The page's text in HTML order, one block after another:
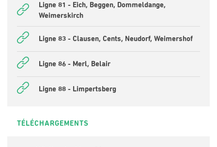
Ligne 81 - Eich, Beggen, Dommeldange,
Weimerskirch
Ligne 83 - Clausen, Cents, Neudorf, Weimershof
Ligne 86 - Merl, Belair
Ligne 88 - Limpertsberg
TÉLÉCHARGEMENTS